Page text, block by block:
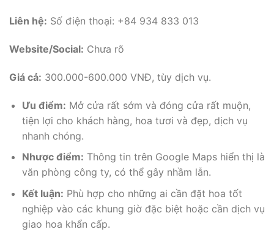
Liên hệ: Số điện thoại: +84 934 833 013
Website/Social: Chưa rõ
Giá cả: 300.000-600.000 VNĐ, tùy dịch vụ.
Ưu điểm: Mở cửa rất sớm và đóng cửa rất muộn,
tiện lợi cho khách hàng, hoa tươi và đẹp, dịch vụ
nhanh chóng.
Nhược điểm: Thông tin trên Google Maps hiển thị là
văn phòng công ty, có thể gây nhầm lẫn.
Kết luận: Phù hợp cho những ai cần đặt hoa tốt
nghiệp vào các khung giờ đặc biệt hoặc cần dịch vụ
giao hoa khẩn cấp.